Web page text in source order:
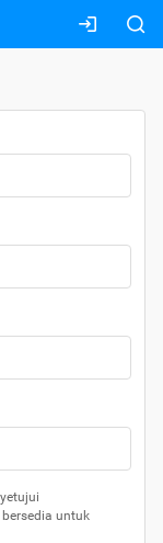
untuk